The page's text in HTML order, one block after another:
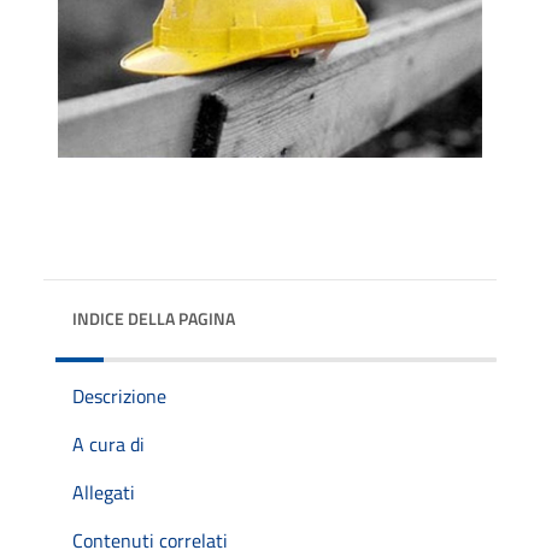
INDICE DELLA PAGINA
Descrizione
A cura di
Allegati
Contenuti correlati